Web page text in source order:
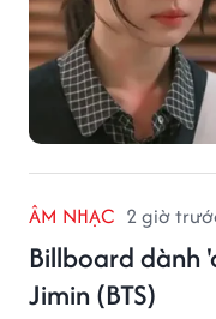
ÂM NHẠC 2 giờ
Billboard dành
Jimin (BTS)